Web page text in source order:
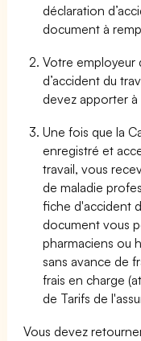
déclaration
document à
Votre employeur
d’accident du
devez apporter
Une fois que la
enregistré et
travail, vous
de maladie
fiche d'accident
document vous
pharmaciens ou
sans avance de
frais en charge
de Tarifs de
Vous devez